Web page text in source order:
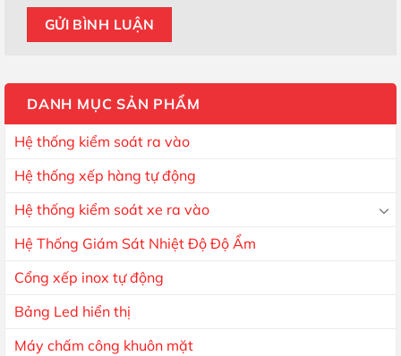
DANH MỤC SẢN PHẨM
Hệ thống kiểm soát ra vào
Hệ thống xếp hàng tự động
Hệ thống kiểm soát xe ra vào
Hệ Thống Giám Sát Nhiệt Độ Độ Ẩm
Cổng xếp inox tự động
Bảng Led hiển thị
Máy chấm công khuôn mặt